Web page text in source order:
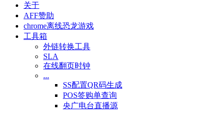
关于
AFF赞助
chrome离线恐龙游戏
工具箱
外链转换工具
SLA
在线翻页时钟
...
SS配置QR码生成
POS签购单查询
央广电台直播源